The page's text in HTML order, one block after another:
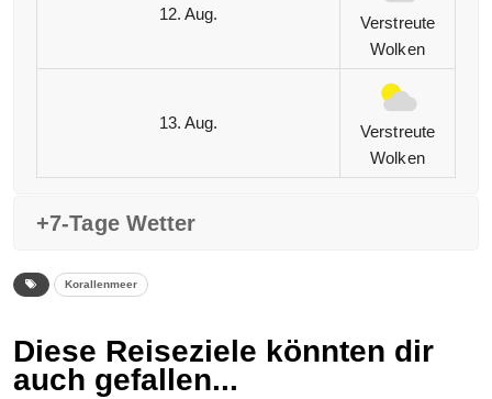
12. Aug.
Verstreute
Wolken
13. Aug.
Verstreute
Wolken
+7-Tage Wetter
Korallenmeer
Diese Reiseziele könnten dir
auch gefallen...